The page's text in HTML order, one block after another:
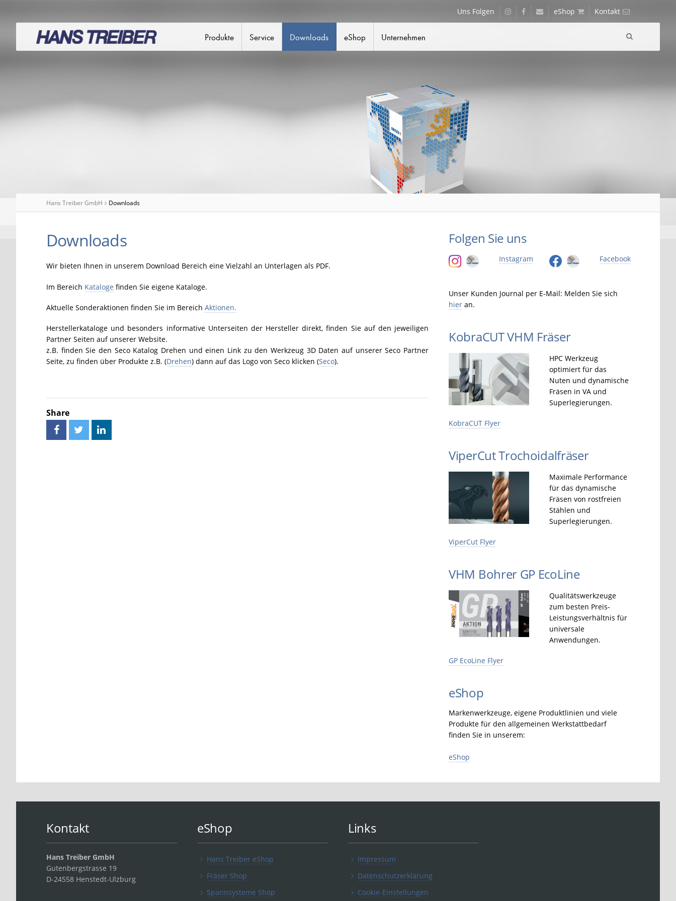
Fachhandel
Präzisionswerkzeuge
Uns Folgen instagramfacebookKunden
Journal
eShop Kontakt
Produkte Service Downloads eShop Unternehmen
Hans Treiber GmbH Downloads
Downloads
Wir bieten Ihnen in unserem Download Bereich eine Vielzahl an Unterlagen als PDF.
Im Bereich Kataloge finden Sie eigene Kataloge.
Aktuelle Sonderaktionen finden Sie im Bereich Aktionen.
Herstellerkataloge und besonders informative Unterseiten der Hersteller direkt, finden Sie auf den jeweiligen
Partner Seiten auf unserer Website.
z.B. finden Sie den Seco Katalog Drehen und einen Link zu den Werkzeug 3D Daten auf unserer Seco Partner
Seite, zu finden über Produkte z.B. (Drehen) dann auf das Logo von Seco klicken (Seco).
Share
Folgen Sie uns
Instagram Facebook
Unser Kunden Journal per E-Mail: Melden Sie sich
hier an.
KobraCUT VHM Fräser
HPC Werkzeug
optimiert für das
Nuten und dynamische
Fräsen in VA und
Superlegierungen.
KobraCUT Flyer
ViperCut Trochoidalfräser
Maximale Performance
für das dynamische
Fräsen von rostfreien
Stählen und
Superlegierungen.
ViperCut Flyer
VHM Bohrer GP EcoLine
Qualitätswerkzeuge
zum besten Preis-
Leistungsverhältnis für
universale
Anwendungen.
GP EcoLine Flyer
eShop
Markenwerkzeuge, eigene Produktlinien und viele
Produkte für den allgemeinen Werkstattbedarf
finden Sie in unserem:
eShop
Kontakt
Hans Treiber GmbH
Gutenbergstrasse 19
D-24558 Henstedt-Ulzburg
eShop
Hans Treiber eShop
Fräser Shop
Spannsysteme Shop
Links
Impressum
Datenschutzerklärung
Cookie-Einstellungen